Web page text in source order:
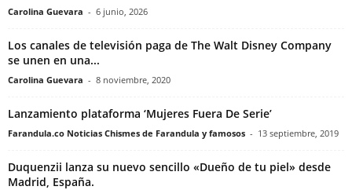
Carolina Guevara - 6 junio, 2026
Los canales de televisión paga de The Walt Disney Company
se unen en una...
Carolina Guevara - 8 noviembre, 2020
Lanzamiento plataforma ‘Mujeres Fuera De Serie’
Farandula.co Noticias Chismes de Farandula y famosos - 13 septiembre, 2019
Duquenzii lanza su nuevo sencillo «Dueño de tu piel» desde
Madrid, España.